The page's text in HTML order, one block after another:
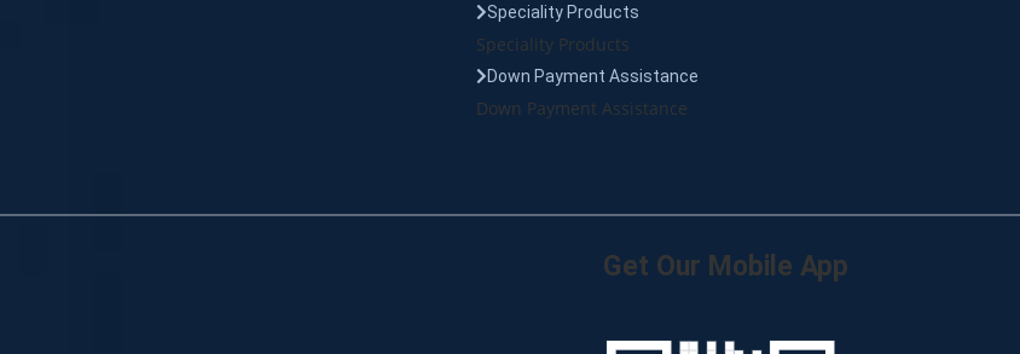
Speciality Products
Speciality Products
Down Payment Assistance
Down Payment Assistance
Get Our Mobile App